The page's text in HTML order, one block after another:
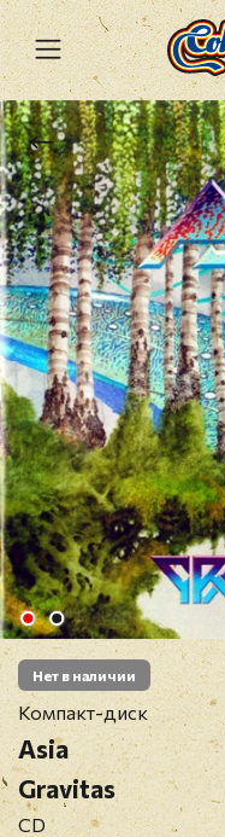
Нет в наличии
Компакт-диск
Asia
Gravitas
CD